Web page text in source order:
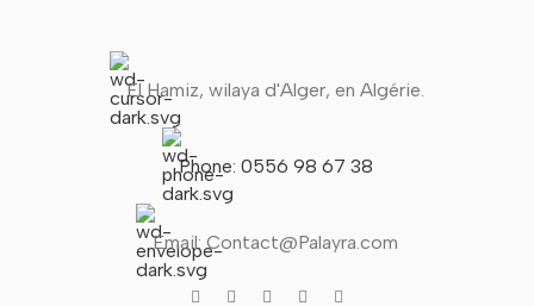
El Hamiz, wilaya d'Alger, en Algérie.
Phone: 0556 98 67 38
Email: Contact@Palayra.com